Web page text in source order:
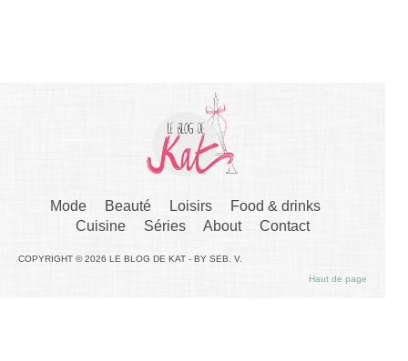
Mode Beauté Loisirs
Food & drinks
Cuisine
Séries About Contact
COPYRIGHT © 2026 LE BLOG DE KAT - BY SEB. V.
Haut de page